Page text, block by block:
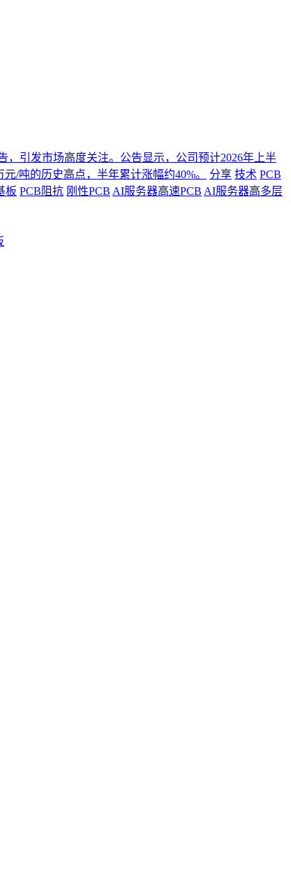
，引发市场高度关注。公告显示，公司预计2026年上半
/吨的历史高点，半年累计涨幅约40%。 分享 技术 PCB
板 PCB阻抗 刚性PCB AI服务器高速PCB AI服务器高多层